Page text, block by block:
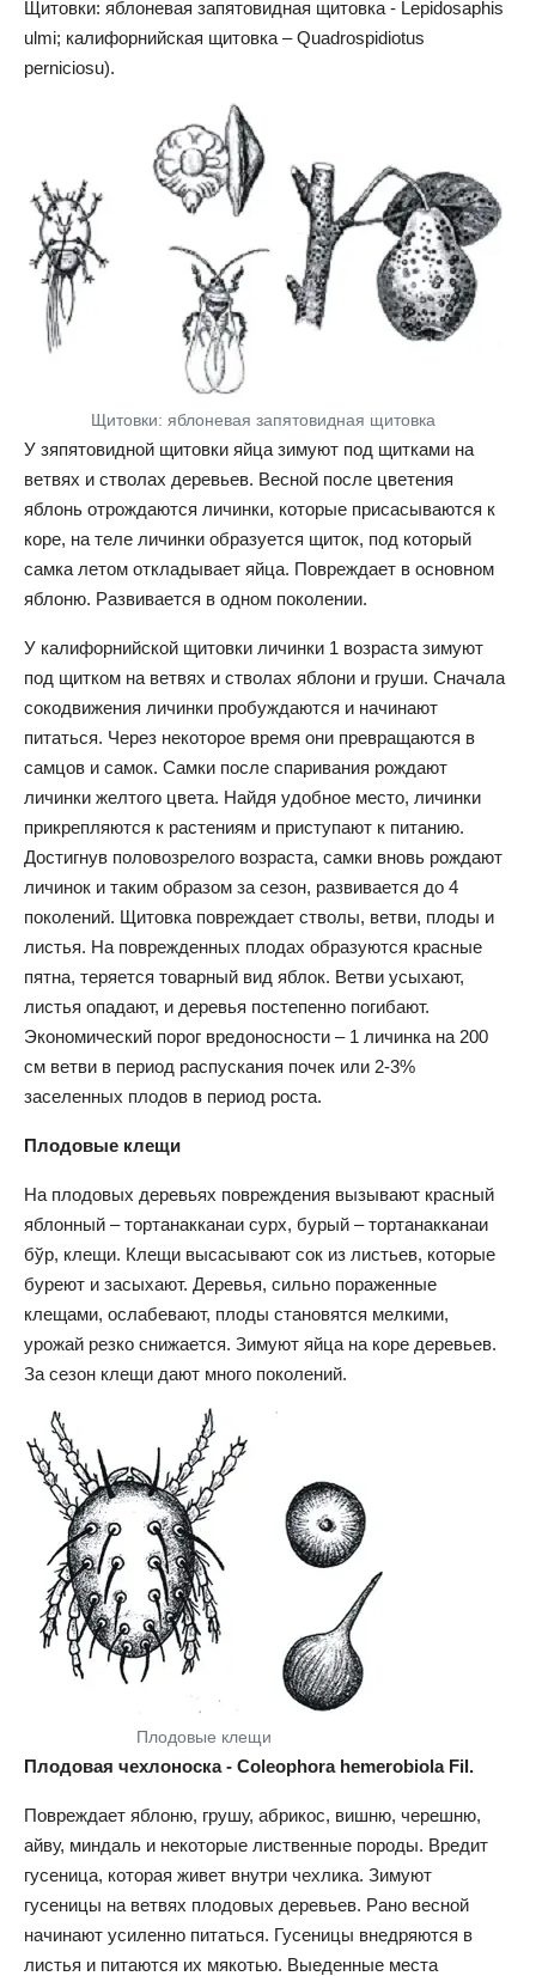
Щитовки: яблоневая запятовидная щитовка - Lepidosaphis
ulmi; калифорнийская щитовка – Quadrospidiotus
perniciosu).
Щитовки: яблоневая запятовидная щитовка
У зяпятовидной щитовки яйца зимуют под щитками на
ветвях и стволах деревьев. Весной после цветения
яблонь отрождаются личинки, которые присасываются к
коре, на теле личинки образуется щиток, под который
самка летом откладывает яйца. Повреждает в основном
яблоню. Развивается в одном поколении.
У калифорнийской щитовки личинки 1 возраста зимуют
под щитком на ветвях и стволах яблони и груши. Сначала
сокодвижения личинки пробуждаются и начинают
питаться. Через некоторое время они превращаются в
самцов и самок. Самки после спаривания рождают
личинки желтого цвета. Найдя удобное место, личинки
прикрепляются к растениям и приступают к питанию.
Достигнув половозрелого возраста, самки вновь рождают
личинок и таким образом за сезон, развивается до 4
поколений. Щитовка повреждает стволы, ветви, плоды и
листья. На поврежденных плодах образуются красные
пятна, теряется товарный вид яблок. Ветви усыхают,
листья опадают, и деревья постепенно погибают.
Экономический порог вредоносности – 1 личинка на 200
см ветви в период распускания почек или 2-3%
заселенных плодов в период роста.
Плодовые клещи
На плодовых деревьях повреждения вызывают красный
яблонный – тортанакканаи сурх, бурый – тортанакканаи
бўр, клещи. Клещи высасывают сок из листьев, которые
буреют и засыхают. Деревья, сильно пораженные
клещами, ослабевают, плоды становятся мелкими,
урожай резко снижается. Зимуют яйца на коре деревьев.
За сезон клещи дают много поколений.
Плодовые клещи
Плодовая чехлоноска - Coleophora hemerobiola Fil.
Повреждает яблоню, грушу, абрикос, вишню, черешню,
айву, миндаль и некоторые лиственные породы. Вредит
гусеница, которая живет внутри чехлика. Зимуют
гусеницы на ветвях плодовых деревьев. Рано весной
начинают усиленно питаться. Гусеницы внедряются в
листья и питаются их мякотью. Выеденные места